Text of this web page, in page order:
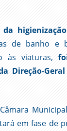
de banho e
às viaturas,
Direção-
em fase de